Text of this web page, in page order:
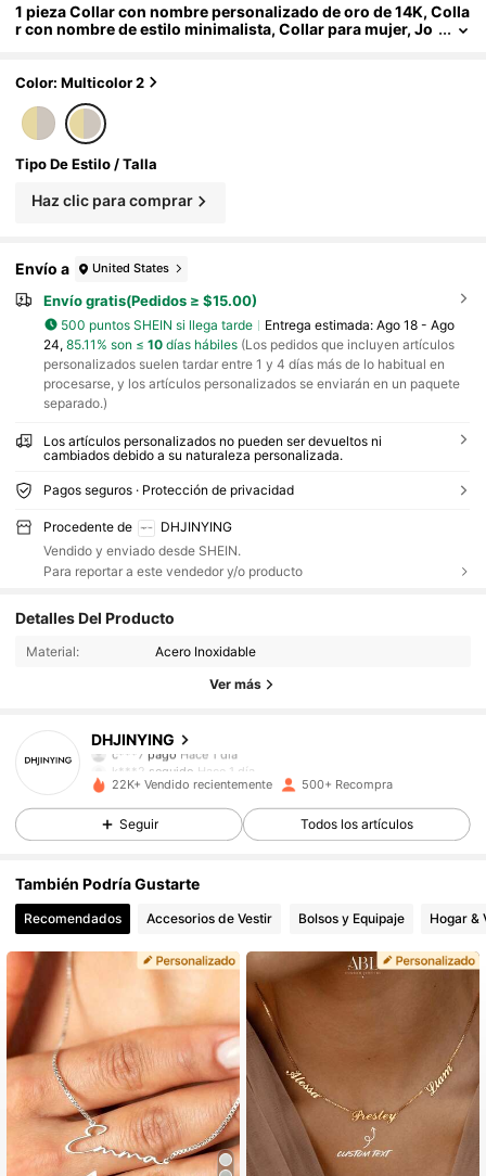
1 pieza Collar con nombre personalizado de oro de 14K, Colla
r con nombre de estilo minimalista, Collar para mujer, Jo
a mujeres
Color: Multicolor 2
Tipo De Estilo / Talla
Haz clic para comprar
Envío a United States
Envío gratis(Pedidos ≥ $15.00)
500 puntos SHEIN si llega tarde Entrega estimada: Ago 18 - Ago
24, 85.11% son ≤ 10días hábiles(Los pedidos que incluyen artículos
personalizados suelen tardar entre 1 y 4 días más de lo habitual en
procesarse, y los artículos personalizados se enviarán en un paquete
separado.)
Los artículos personalizados no pueden ser devueltos ni
cambiados debido a su naturaleza personalizada.
Pagos seguros · Protección de privacidad
Procedente de
DHJINYING
Vendido y enviado desde SHEIN.
Para reportar a este vendedor y/o producto
Detalles Del Producto
Material: Acero Inoxidable
Ver más
DHJINYING
4.56 698 Seguidores
698 Seguidores
c***7pagó Hace 1 día
k***2 seguidoHace 1 día
698 Seguidores
4.56 698 Seguidores
4.56 698 Seguidores
22K+ Vendido recientemente 500+ Recompra
Seguir Todos los artículos
También Podría Gustarte
Recomendados Accesorios de Vestir Bolsos y Equipaje Hogar &